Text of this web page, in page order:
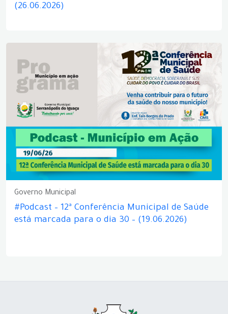
(26.06.2026)
Governo Municipal
#Podcast – 12ª Conferência Municipal de Saúde
está marcada para o dia 30 – (19.06.2026)